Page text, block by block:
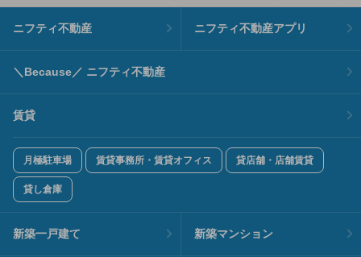
ニフティ不動産 ニフティ不動産アプリ
＼Because／ ニフティ不動産
賃貸
月極駐車場 賃貸事務所・賃貸オフィス 貸店舗・店舗賃貸
貸し倉庫
新築一戸建て 新築マンション